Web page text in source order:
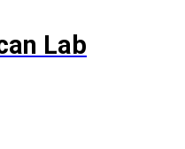
Lab